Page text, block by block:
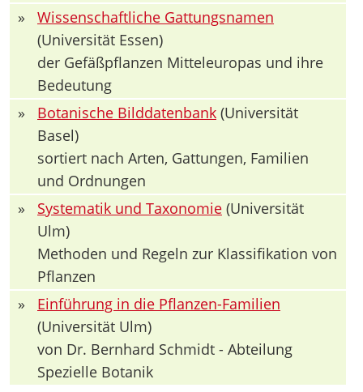
»
Wissenschaftliche Gattungsnamen
(Universität Essen)
der Gefäßpflanzen Mitteleuropas und ihre
Bedeutung
»
Botanische Bilddatenbank (Universität
Basel)
sortiert nach Arten, Gattungen, Familien
und Ordnungen
»
Systematik und Taxonomie (Universität
Ulm)
Methoden und Regeln zur Klassifikation von
Pflanzen
»
Einführung in die Pflanzen-Familien
(Universität Ulm)
von Dr. Bernhard Schmidt - Abteilung
Spezielle Botanik